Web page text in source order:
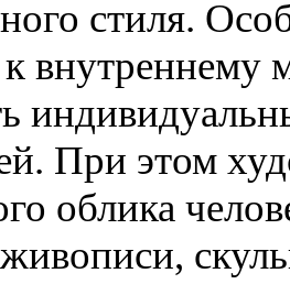
стиля.
к внутреннему
При этом
облика